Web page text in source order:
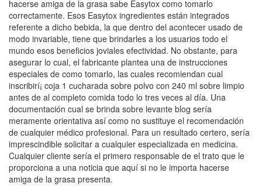
hacerse amiga de la grasa sabe Easytox como tomarlo
correctamente. Esos Easytox ingredientes están integrados
referente a dicho bebida, la que dentro del acontecer usado de
modo invariable, tiene que brindarles a los usuarios todo el
mundo esos beneficios joviales efectividad. No obstante, para
asegurar lo cual, el fabricante plantea una de instrucciones
especiales de como tomarlo, las cuales recomiendan cual
inscribirí¡ coja 1 cucharada sobre polvo con 240 ml sobre limpio
antes de al completo comida todo lo tres veces al día. Una
documentación cual se brinda sobre levante blog serí­a
meramente orientativa así­ como no sustituye el recomendación
de cualquier médico profesional. Para un resultado certero, serí­a
imprescindible solicitar a cualquier especializada en medicina.
Cualquier cliente serí­a el primero responsable de el trato que le
proporciona a una noticia que aquí si no le importa hacerse
amiga de la grasa presenta.